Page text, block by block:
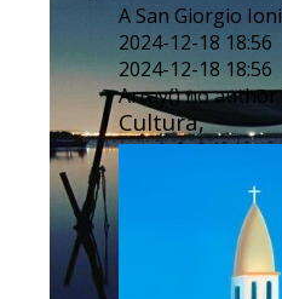
A San Giorgio
2024-12-18 18:56
2024-12-18 18:56
Array() no author
Cultura,